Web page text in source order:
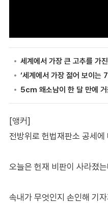
[앵커]
전방위로 헌법재판소 공세에
오늘은 헌재 비판이 사라졌
속내가 무엇인지 손인해 기